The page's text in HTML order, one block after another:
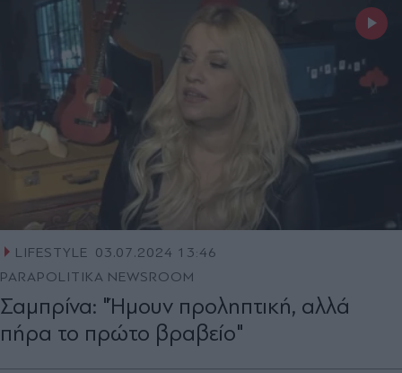
LIFESTYLE 03.07.2024 13:46
PARAPOLITIKA NEWSROOM
Σαμπρίνα: "Ήμουν προληπτική, αλλά
πήρα το πρώτο βραβείο"